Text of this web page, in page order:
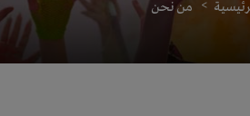
من نحن